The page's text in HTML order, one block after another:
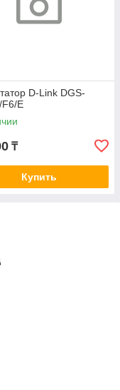
D-Link DGS-
F6/E
₸
Купить